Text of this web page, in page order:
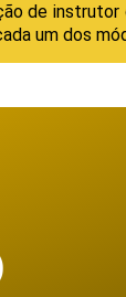
de
um dos